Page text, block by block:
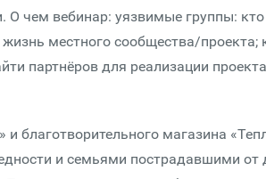
О чем вебинар: уязвимые группы:
местного сообщества/проекта;
партнёров для реализации
благотворительного магазина
и семьями пострадавшими